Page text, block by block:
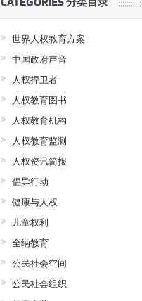
世界人权教育方案
中国政府声音
人权捍卫者
人权教育图书
人权教育机构
人权教育监测
人权资讯简报
倡导行动
健康与人权
儿童权利
全纳教育
公民社会空间
公民社会组织